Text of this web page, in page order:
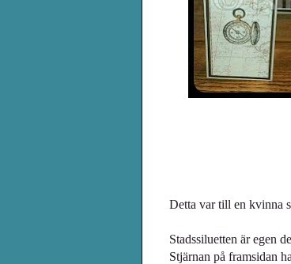
Detta var till en kvinna
Stadssiluetten är egen
Stjärnan på framsidan